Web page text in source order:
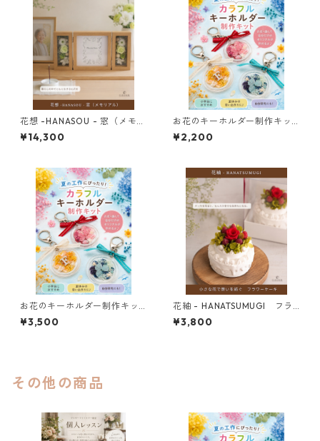
花想 -HANASOU - 窓（メモリ
アル）
¥14,300
お花のキーホルダー制作キッ
ト（1個用）
¥2,200
お花のキーホルダー制作キッ
ト（２個用）
¥3,500
花紬 - HANATSUMUGI フラ
ワーケーキ
¥3,800
その他の商品